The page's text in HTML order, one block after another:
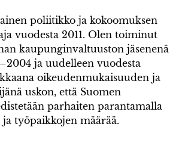
poliitikko ja kokoomuksen
vuodesta 2011. Olen toiminut
kaupunginvaltuuston jäsenenä
ja uudelleen vuodesta
oikeudenmukaisuuden ja
uskon, että Suomen
parhaiten parantamalla
ja työpaikkojen määrää.